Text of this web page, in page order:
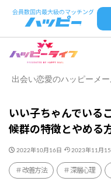
出会い恋愛のハッピーメ
いい子ちゃんでいる
候群の特徴とやめる
2022年10月16日 2023年11月15
改善方法 深層心理